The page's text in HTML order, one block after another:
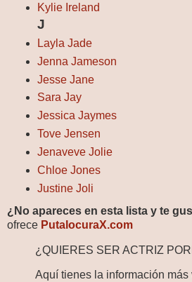
Kylie Ireland
J
Layla Jade
Jenna Jameson
Jesse Jane
Sara Jay
Jessica Jaymes
Tove Jensen
Jenaveve Jolie
Chloe Jones
Justine Joli
¿No apareces en esta lista y te
ofrece PutalocuraX.com
¿QUIERES SER ACTRIZ
Aquí tienes la información más